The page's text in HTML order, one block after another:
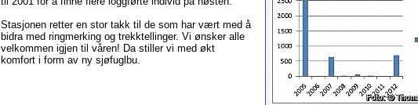
Stasjonen retter en stor takk til de som har vært med å
bidra med ringmerking og trekktellinger. Vi ønsker alle
velkommen igjen til våren! Da stiller vi med økt
komfort i form av ny sjøfuglbu.